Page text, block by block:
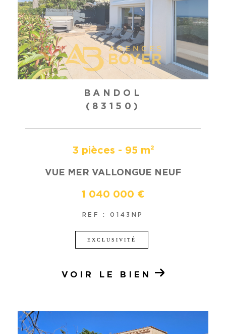
BANDOL
(83150)
3 pièces - 95 m²
VUE MER VALLONGUE NEUF
1 040 000 €
REF : 0143NP
EXCLUSIVITÉ
VOIR LE BIEN